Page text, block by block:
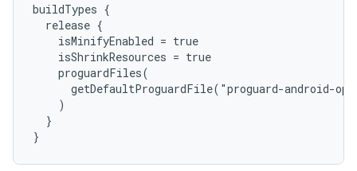
buildTypes {
  release {
    isMinifyEnabled = true
    isShrinkResources = true
    proguardFiles(
getDefaultProguardFile("proguard-android-
    )
  }
}